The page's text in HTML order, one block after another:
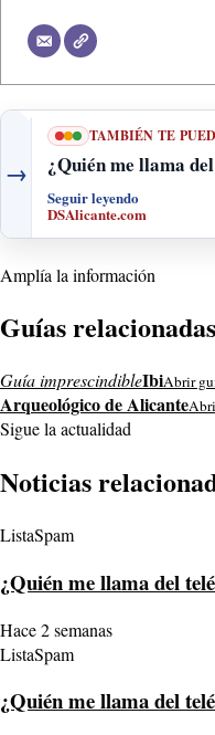
→
TAMBIÉN TE
¿Quién me llama
Seguir leyendo
DSAlicante.com
Amplía la información
Guías relacionadas
Guía imprescindibleIbiAbrir
Arqueológico de Alicante
Sigue la actualidad
Noticias
ListaSpam
¿Quién me llama del
Hace 2 semanas
ListaSpam
¿Quién me llama del